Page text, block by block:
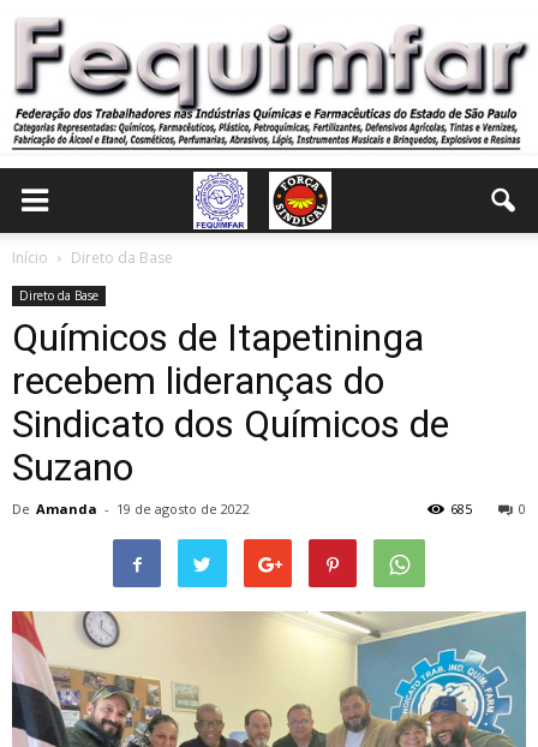
Início Direto da Base
Direto da Base
Químicos de Itapetininga
recebem lideranças do
Sindicato dos Químicos de
Suzano
De Amanda - 19 de agosto de 2022 0
685